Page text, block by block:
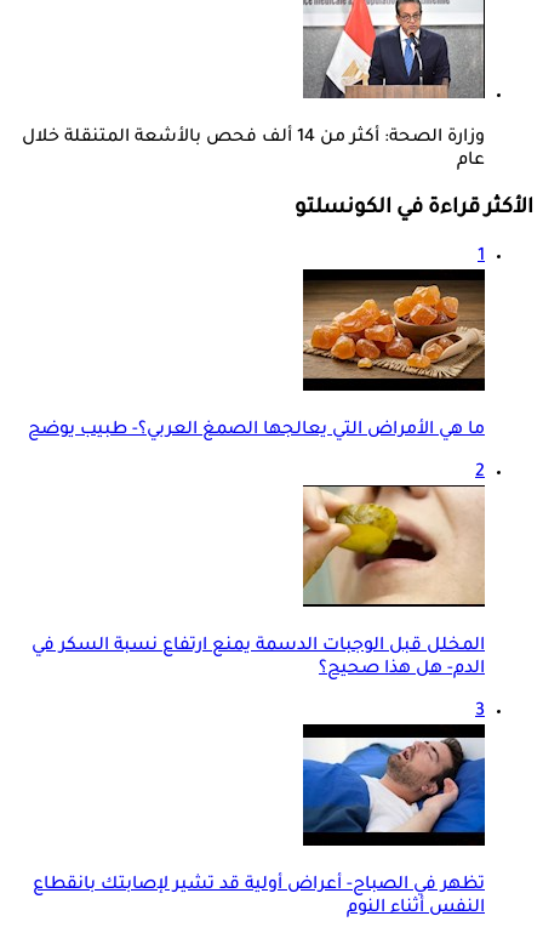
وزارة الصحة: أكثر من 14 ألف فحص بالأشعة المتنقلة خلال
عام
الأكثر قراءة في الكونسلتو
1
ما هي الأمراض التي يعالجها الصمغ العربي؟- طبيب يوضح
2
المخلل قبل الوجبات الدسمة يمنع ارتفاع نسبة السكر في
الدم- هل هذا صحيح؟
3
تظهر في الصباح- أعراض أولية قد تشير لإصابتك بانقطاع
النفس أثناء النوم